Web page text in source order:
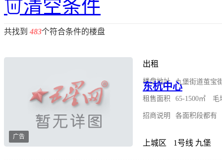
清空条件
共找到 483个符合条件的楼盘
广告
出租
东杭中心
楼盘地址 九堡街道茧宝
租售面积 65-1500㎡ 毛
招商说明 各面积段都有
上城区 1号线 九堡